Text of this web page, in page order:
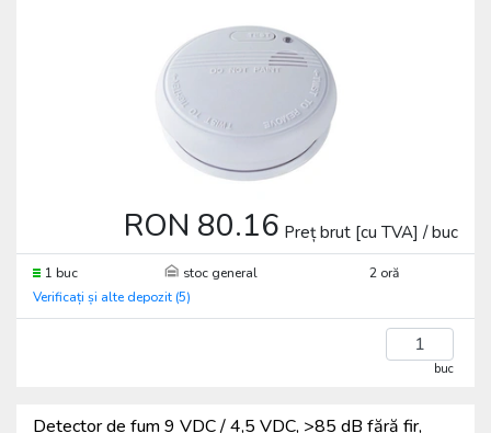
RON 80.16 Preț brut [cu TVA] / buc
1 buc stoc general
2 oră
Verificați și alte depozit (5)
buc
Detector de fum 9 VDC / 4,5 VDC, >85 dB fără fir,